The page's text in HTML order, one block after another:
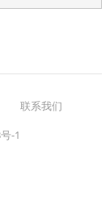
联系我们
-1